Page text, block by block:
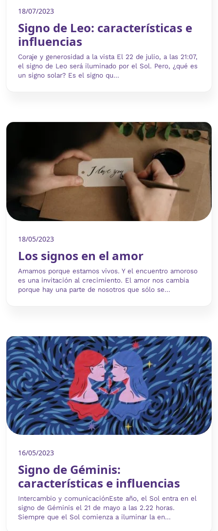
18/07/2023
Signo de Leo: características e
influencias
Coraje y generosidad a la vista El 22 de julio, a las 21:07,
el signo de Leo será iluminado por el Sol. Pero, ¿qué es
un signo solar? Es el signo qu...
18/05/2023
Los signos en el amor
Amamos porque estamos vivos. Y el encuentro amoroso
es una invitación al crecimiento. El amor nos cambia
porque hay una parte de nosotros que sólo se...
16/05/2023
Signo de Géminis:
características e influencias
Intercambio y comunicaciónEste año, el Sol entra en el
signo de Géminis el 21 de mayo a las 2.22 horas.
Siempre que el Sol comienza a iluminar la en...